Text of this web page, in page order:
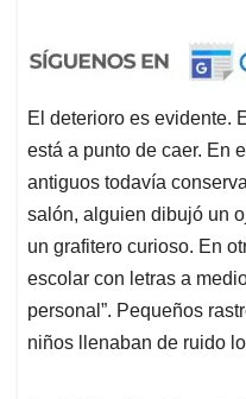
El deterioro es evidente.
está a punto de caer. En
antiguos todavía
salón, alguien dibujó un
un grafitero curioso. En
escolar con letras a
personal”. Pequeños
niños llenaban de ruido